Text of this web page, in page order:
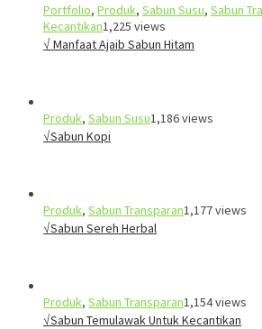
Portfolio, Produk, Sabun Susu, Sabun
Kecantikan1,225 views
√ Manfaat Ajaib Sabun Hitam
Produk, Sabun Susu1,186 views
√Sabun Kopi
Produk, Sabun Transparan1,177 views
√Sabun Sereh Herbal
Produk, Sabun Transparan1,154 views
√Sabun Temulawak Untuk Kecantikan